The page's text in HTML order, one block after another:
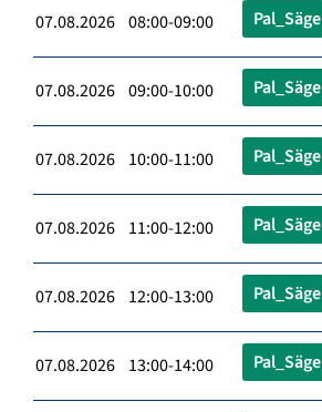
07.08.2026 08:00-09:00 Pal_Säge
07.08.2026 09:00-10:00 Pal_Säge
07.08.2026 10:00-11:00 Pal_Säge
07.08.2026 11:00-12:00 Pal_Säge
07.08.2026 12:00-13:00 Pal_Säge
07.08.2026 13:00-14:00 Pal_Säge